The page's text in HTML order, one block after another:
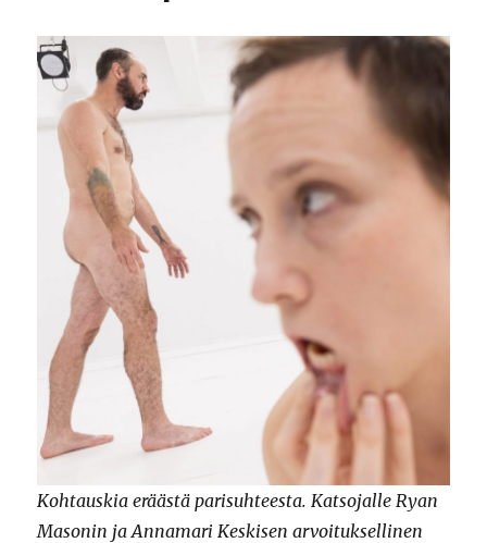
Kohtauskia eräästä parisuhteesta. Katsojalle Ryan
Masonin ja Annamari Keskisen arvoituksellinen